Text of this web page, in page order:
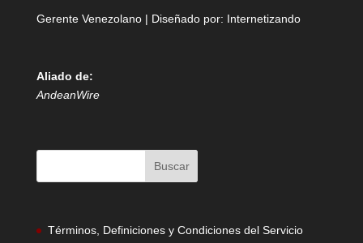
Gerente Venezolano | Diseñado por: Internetizando
Aliado de:
AndeanWire
Términos, Definiciones y Condiciones del Servicio